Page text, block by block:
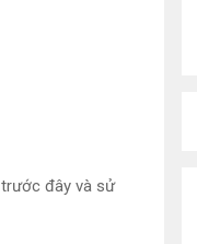
đây và sử